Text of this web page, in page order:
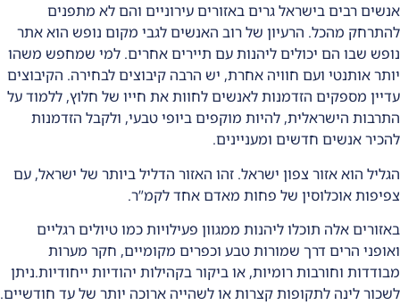
אנשים רבים בישראל גרים באזורים עירוניים והם לא מתפנים
להתרחק מהכל. הרעיון של רוב האנשים לגבי מקום נופש הוא אתר
נופש שבו הם יכולים ליהנות עם תיירים אחרים. למי שמחפש משהו
יותר אותנטי ועם חוויה אחרת, יש הרבה קיבוצים לבחירה. הקיבוצים
עדיין מספקים הזדמנות לאנשים לחוות את חייו של חלוץ, ללמוד על
התרבות הישראלית, להיות מוקפים ביופי טבעי, ולקבל הזדמנות
להכיר אנשים חדשים ומעניינים.
הגליל הוא אזור צפון ישראל. זהו האזור הדליל ביותר של ישראל, עם
צפיפות אוכלוסין של פחות מאדם אחד לקמ”ר.
באזורים אלה תוכלו ליהנות ממגוון פעילויות כמו טיולים רגליים
ואופני הרים דרך שמורות טבע וכפרים מקומיים, חקר מערות
מבודדות וחורבות רומיות, או ביקור בקהילות יהודיות ייחודיות.ניתן
לשכור לינה לתקופות קצרות או לשהייה ארוכה יותר של עד חודשיים.